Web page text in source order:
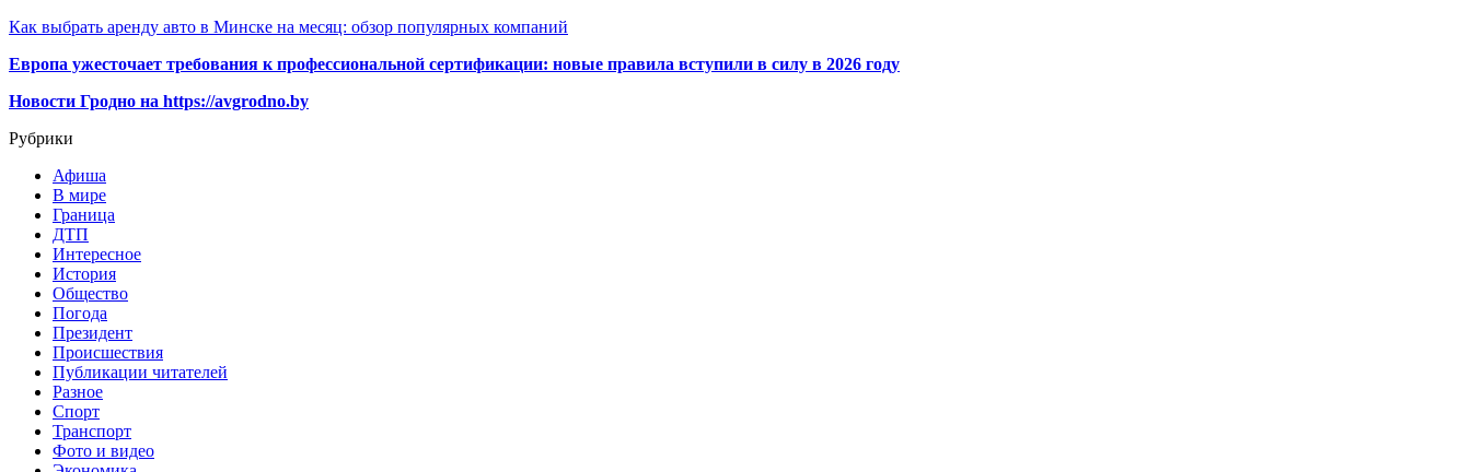
Как выбрать аренду авто в Минске на месяц: обзор популярных компаний
Европа ужесточает требования к профессиональной сертификации: новые правила вступили в силу в 2026 году
Новости Гродно на https://avgrodno.by
Рубрики
Афиша
В мире
Граница
ДТП
Интересное
История
Общество
Погода
Президент
Происшествия
Публикации читателей
Разное
Спорт
Транспорт
Фото и видео